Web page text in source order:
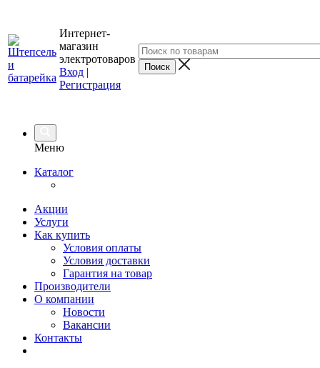
Интернет-
магазин
электротоваров
Вход |
Регистрация
Меню
Каталог
Акции
Услуги
Как купить
Условия оплаты
Условия доставки
Гарантия на товар
Производители
О компании
Новости
Вакансии
Контакты